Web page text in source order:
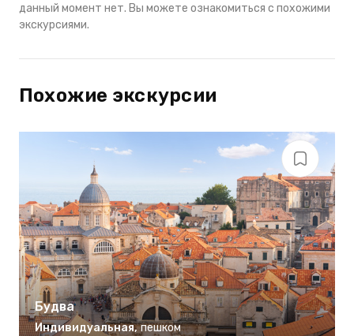
данный момент нет. Вы можете ознакомиться с похожими
экскурсиями.
Похожие экскурсии
Будва
Индивидуальная, пешком